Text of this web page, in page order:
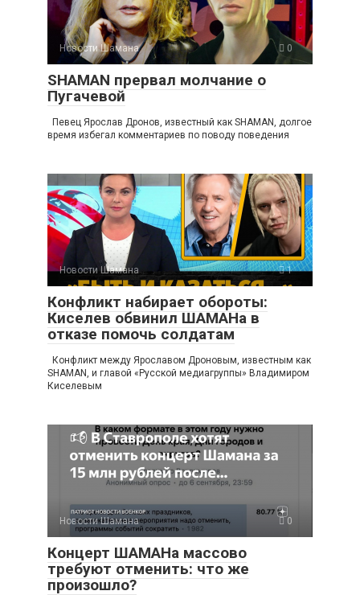
Новости Шамана 0
SHAMAN прервал молчание о
Пугачевой
Певец Ярослав Дронов, известный как SHAMAN, долгое
время избегал комментариев по поводу поведения
Новости Шамана 1
Конфликт набирает обороты:
Киселев обвинил ШАМАНа в
отказе помочь солдатам
Конфликт между Ярославом Дроновым, известным как
SHAMAN, и главой «Русской медиагруппы» Владимиром
Киселевым
Новости Шамана 0
Концерт ШАМАНа массово
требуют отменить: что же
произошло?